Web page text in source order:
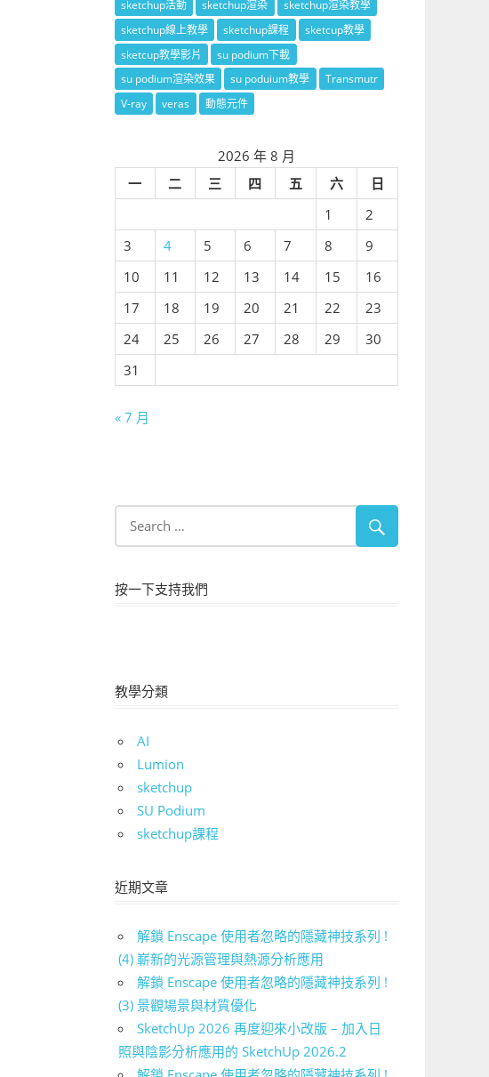
sketchup活動
sketchup渲染
sketchup渲染教學
sketchup線上教學
sketchup課程
sketcup教學
sketcup教學影片
su podium下載
su podium渲染效果
su poduium教學
Transmutr
V-ray
veras 動態元件
2026 年 8 月
一
二 三 四 五 六
日
1
2
3
4 5 6 7 8
9
10
11 12 13 14 15
16
17
18 19 20 21 22
23
24
25 26 27 28 29
30
31
« 7 月
按一下支持我們
教學分類
AI
Lumion
sketchup
SU Podium
sketchup課程
近期文章
解鎖 Enscape 使用者忽略的隱藏神技系列 !
(4) 嶄新的光源管理與熱源分析應用
解鎖 Enscape 使用者忽略的隱藏神技系列 !
(3) 景觀場景與材質優化
SketchUp 2026 再度迎來小改版 – 加入日
照與陰影分析應用的 SketchUp 2026.2